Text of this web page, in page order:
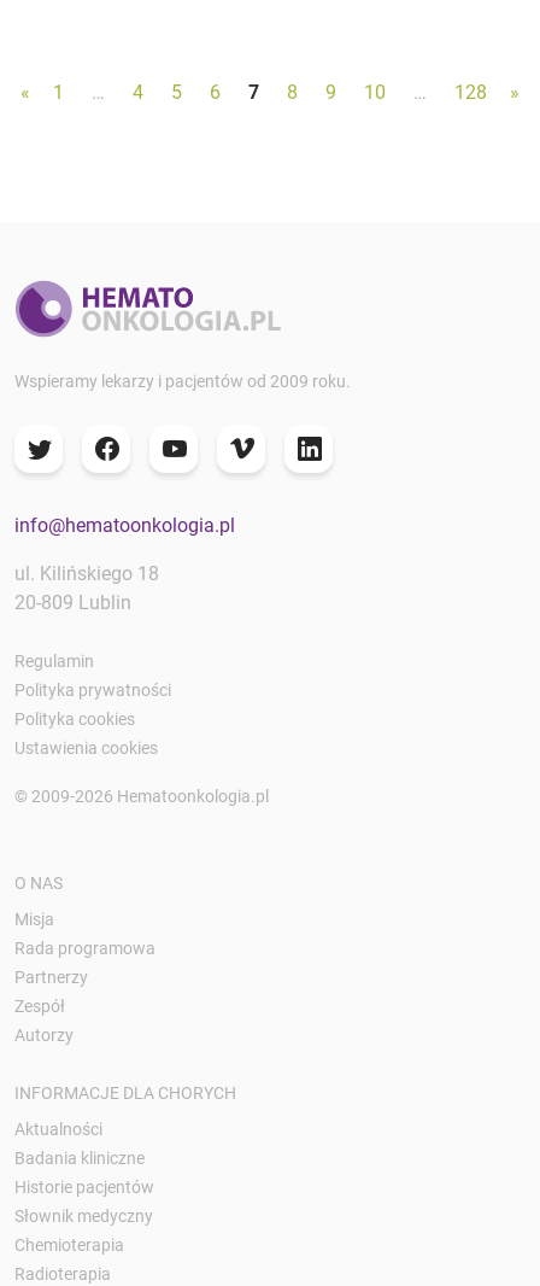
« 1 … 4 5 6 7 8 9 10 … 128 »
Wspieramy lekarzy i pacjentów od 2009 roku.
info@hematoonkologia.pl
ul. Kilińskiego 18
20-809 Lublin
Regulamin
Polityka prywatności
Polityka cookies
Ustawienia cookies
© 2009-2026 Hematoonkologia.pl
O NAS
Misja
Rada programowa
Partnerzy
Zespół
Autorzy
INFORMACJE DLA CHORYCH
Aktualności
Badania kliniczne
Historie pacjentów
Słownik medyczny
Chemioterapia
Radioterapia